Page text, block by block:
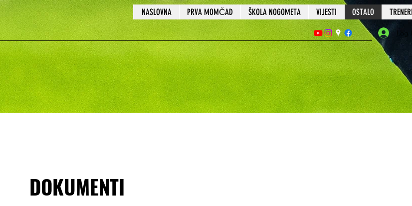
NASLOVNA PRVA MOMČAD ŠKOLA NOGOMETA VIJESTI OSTALO
DOKUMENTI